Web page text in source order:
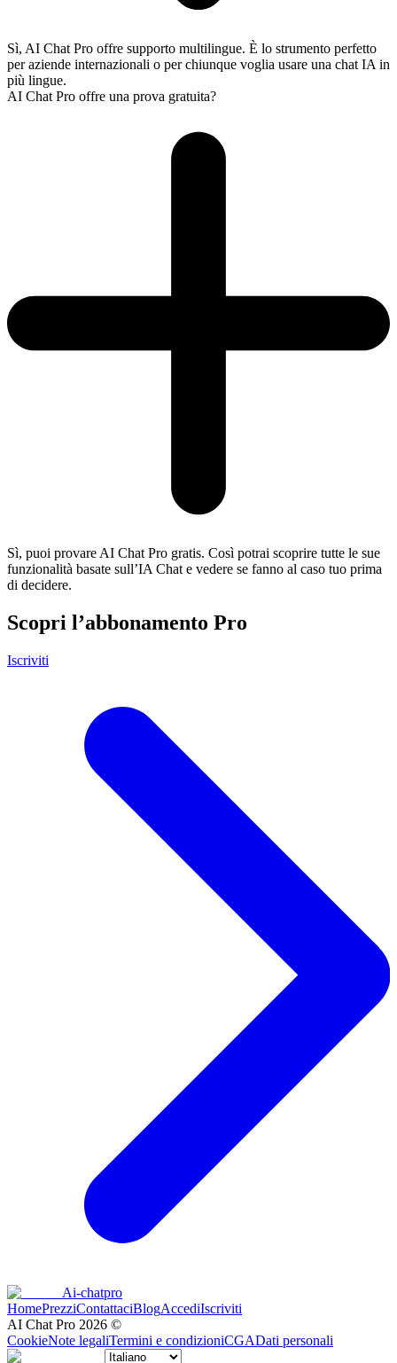
Sì, AI Chat Pro offre supporto multilingue. È lo strumento perfetto
per aziende internazionali o per chiunque voglia usare una chat IA in
più lingue.
AI Chat Pro offre una prova gratuita?
Sì, puoi provare AI Chat Pro gratis. Così potrai scoprire tutte le sue
funzionalità basate sull’IA Chat e vedere se fanno al caso tuo prima
di decidere.
Scopri l’abbonamento Pro
Iscriviti
Ai-chatpro
HomePrezziContattaciBlogAccediIscriviti
AI Chat Pro 2026 ©
CookieNote legaliTermini e condizioniCGADati personali